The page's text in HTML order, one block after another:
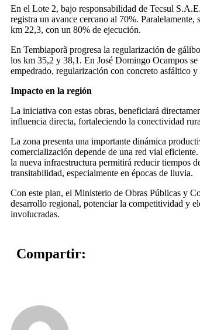
En el Lote 2, bajo responsabilidad de Tecsul
registra un avance cercano al 70%.
km 22,3, con un 80% de ejecución.
En Tembiaporã progresa la regularización de
los km 35,2 y 38,1. En José Domingo Ocampos
empedrado, regularización con concreto asfáltico
Impacto en la región
La iniciativa con estas obras, beneficiará
influencia directa, fortaleciendo la conectividad
La zona presenta una importante dinámica
comercialización depende de una red vial
la nueva infraestructura permitirá reducir tiempos
transitabilidad, especialmente en épocas de lluvia.
Con este plan, el Ministerio de Obras Públicas y
desarrollo regional, potenciar la competitividad y
involucradas.
Compartir: